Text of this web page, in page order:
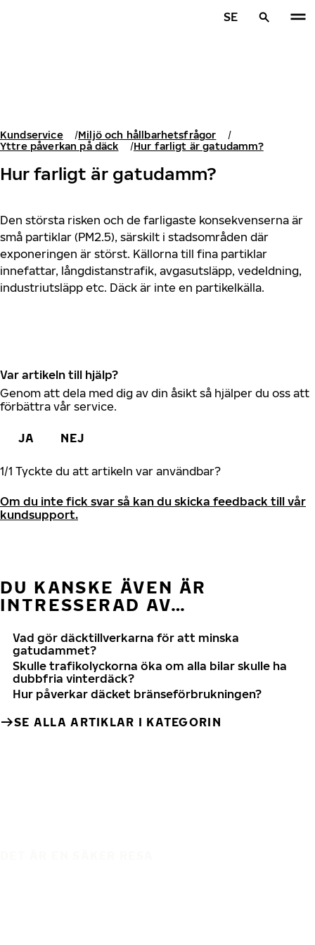
SE
Kundservice
Miljö och hållbarhetsfrågor
Yttre påverkan på däck
Hur farligt är gatudamm?
Hur farligt är gatudamm?
Den största risken och de farligaste konsekvenserna är
små partiklar (PM2.5), särskilt i stadsområden där
exponeringen är störst. Källorna till fina partiklar
innefattar, långdistanstrafik, avgasutsläpp, vedeldning,
industriutsläpp etc. Däck är inte en partikelkälla.
Var artikeln till hjälp?
Genom att dela med dig av din åsikt så hjälper du oss att
förbättra vår service.
JA NEJ
1/1 Tyckte du att artikeln var användbar?
Om du inte fick svar så kan du skicka feedback till vår
kundsupport.
DU KANSKE ÄVEN ÄR
INTRESSERAD AV…
Vad gör däcktillverkarna för att minska
gatudammet?
Skulle trafikolyckorna öka om alla bilar skulle ha
dubbfria vinterdäck?
Hur påverkar däcket bränseförbrukningen?
SE ALLA ARTIKLAR I KATEGORIN